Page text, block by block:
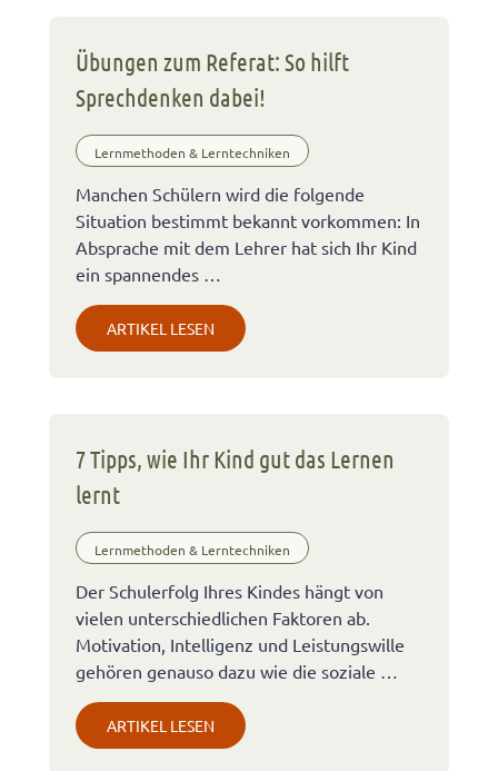
Übungen zum Referat: So hilft
Sprechdenken dabei!
Lernmethoden & Lerntechniken
Manchen Schülern wird die folgende
Situation bestimmt bekannt vorkommen: In
Absprache mit dem Lehrer hat sich Ihr Kind
ein spannendes …
ARTIKEL LESEN
7 Tipps, wie Ihr Kind gut das Lernen
lernt
Lernmethoden & Lerntechniken
Der Schulerfolg Ihres Kindes hängt von
vielen unterschiedlichen Faktoren ab.
Motivation, Intelligenz und Leistungswille
gehören genauso dazu wie die soziale …
ARTIKEL LESEN